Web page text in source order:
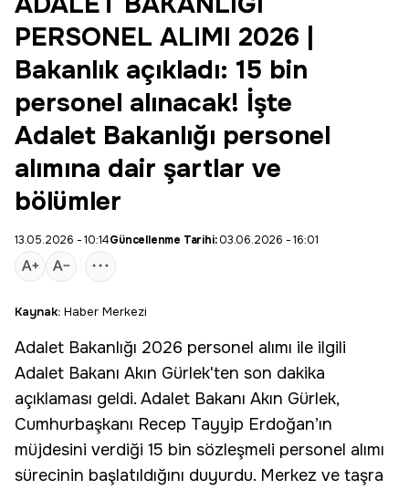
PERSONEL ALIMI 2026 |
Bakanlık açıkladı: 15 bin
personel alınacak! İşte
Adalet Bakanlığı personel
alımına dair şartlar ve
bölümler
13.05.2026 - 10:14Güncellenme Tarihi:03.06.2026 - 16:01
Kaynak: Haber Merkezi
Adalet Bakanlığı 2026 personel alımı ile ilgili
Adalet Bakanı Akın Gürlek'ten son dakika
açıklaması geldi. Adalet Bakanı Akın Gürlek,
Cumhurbaşkanı Recep Tayyip Erdoğan’ın
müjdesini verdiği 15 bin sözleşmeli personel alımı
sürecinin başlatıldığını duyurdu. Merkez ve taşra